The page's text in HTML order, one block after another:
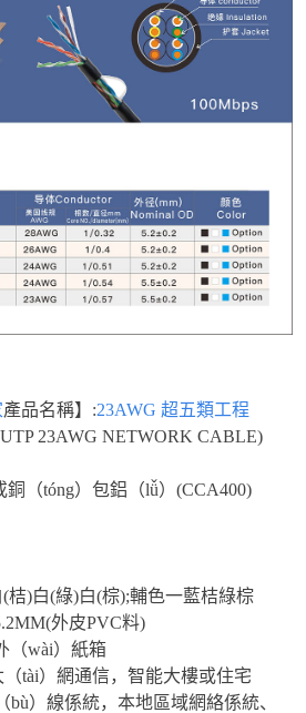
產品名稱】:23AWG 超五類工程
23AWG NETWORK CABLE)
銅（tóng）包鋁（lǚ）(CCA400)
(桔)白(綠)白(棕);輔色一藍桔綠棕
外皮PVC料)
（wài）紙箱
（tài）網通信，智能大樓或住宅
bù）線係統，本地區域網絡係統、